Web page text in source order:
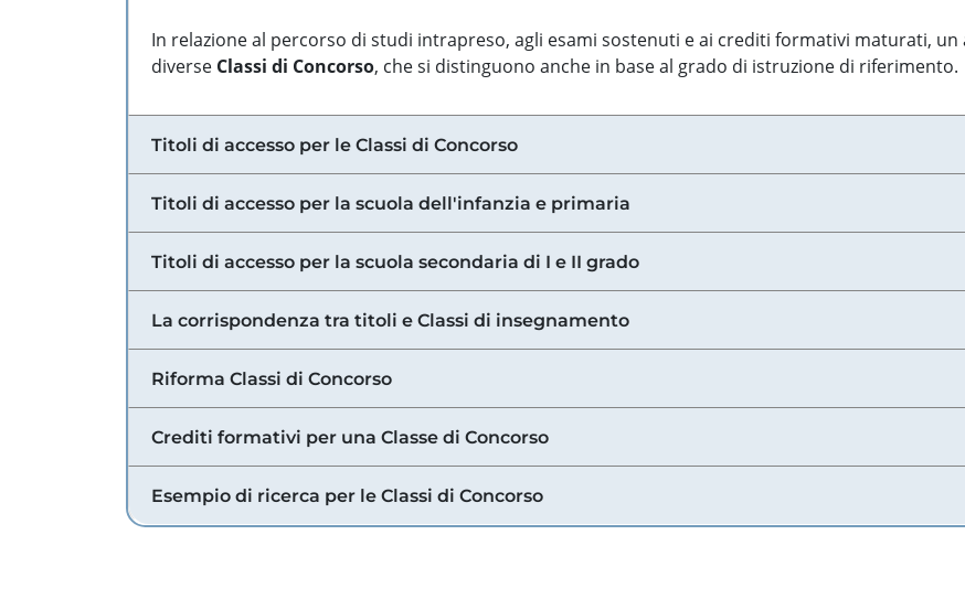
In relazione al percorso di studi intrapreso, agli esami sostenuti e ai crediti formativi maturati, un
diverse Classi di Concorso, che si distinguono anche in base al grado di istruzione di riferimento.
Titoli di accesso per le Classi di Concorso
Titoli di accesso per la scuola dell'infanzia e primaria
Titoli di accesso per la scuola secondaria di I e II grado
La corrispondenza tra titoli e Classi di insegnamento
Riforma Classi di Concorso
Crediti formativi per una Classe di Concorso
Esempio di ricerca per le Classi di Concorso